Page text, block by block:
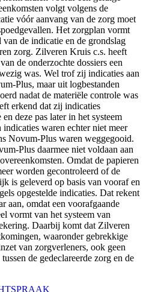
volgt volgens de
vóór aanvang van de zorg moet
Het zorgplan vormt
van de indicatie en de grondslag
zorg. Zilveren Kruis c.s. heeft
de onderzochte dossiers een
was. Wel trof zij indicaties aan
Plus, maar uit logbestanden
nadat de materiële controle was
erkend dat zij indicaties
deze pas later in het systeem
waren echter niet meer
Novum-Plus waren weggegooid.
Plus daarmee niet voldaan aan
Omdat de papieren
worden gecontroleerd of de
is geleverd op basis van vooraf en
opgestelde indicaties. Dat rekent
aan, omdat een voorafgaande
vormt van het systeem van
Daarbij komt dat Zilveren
waaronder gebrekkige
van zorgverleners, ook geen
de gedeclareerde zorg en de